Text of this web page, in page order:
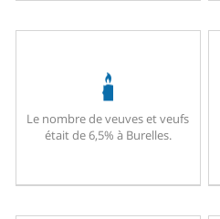
Le nombre de veuves et veufs
était de 6,5% à Burelles.